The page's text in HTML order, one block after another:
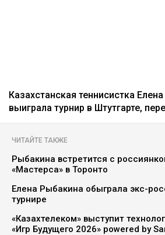
Казахстанская теннисистка
выиграла турнир в Штутгарте,
ЧИТАЙТЕ ТАКЖЕ
Рыбакина встретится с
«Мастерса» в Торонто
Елена Рыбакина обыграла экс-
турнире
«Казахтелеком» выступит
«Игр Будущего 2026» powered by